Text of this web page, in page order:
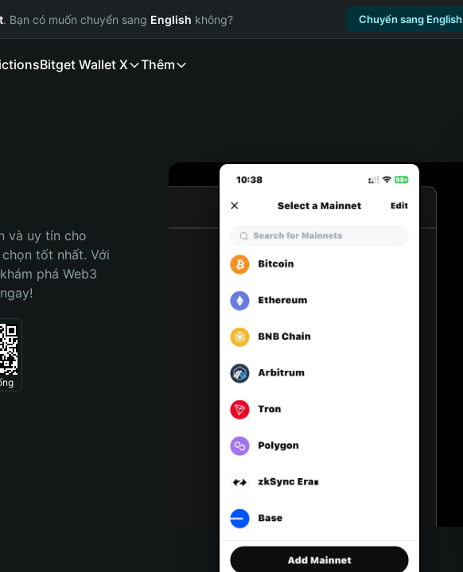
. Bạn có muốn chuyển sang English không? Chuyển sang English
Bitget Wallet X Thêm
và uy tín cho
tốt nhất. Với
phá Web3